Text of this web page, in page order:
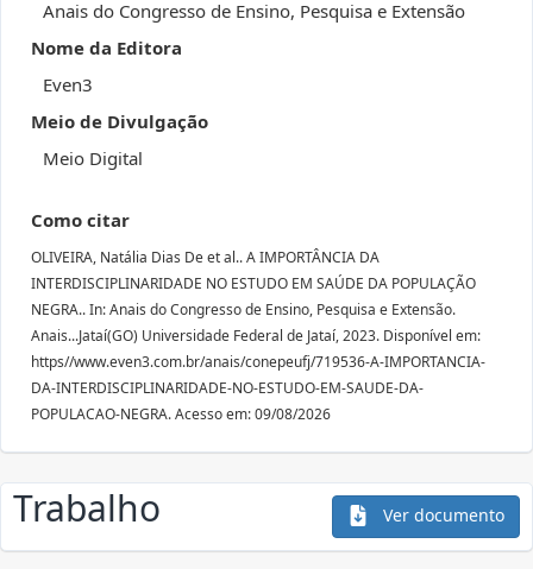
Anais do Congresso de Ensino, Pesquisa e Extensão
Nome da Editora
Even3
Meio de Divulgação
Meio Digital
Como citar
OLIVEIRA, Natália Dias De et al.. A IMPORTÂNCIA DA
INTERDISCIPLINARIDADE NO ESTUDO EM SAÚDE DA POPULAÇÃO
NEGRA.. In: Anais do Congresso de Ensino, Pesquisa e Extensão.
Anais...Jataí(GO) Universidade Federal de Jataí, 2023. Disponível em:
https//www.even3.com.br/anais/conepeufj/719536-A-IMPORTANCIA-
DA-INTERDISCIPLINARIDADE-NO-ESTUDO-EM-SAUDE-DA-
POPULACAO-NEGRA. Acesso em: 09/08/2026
Trabalho Ver documento